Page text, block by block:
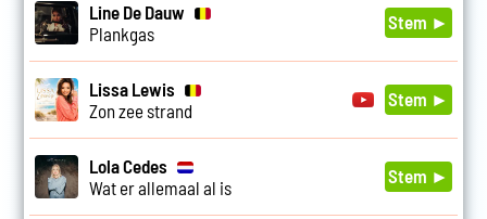
Line De Dauw
Plankgas
Stem ►
Lissa Lewis
Zon zee strand
Stem ►
Lola Cedes
Wat er allemaal al is
Stem ►